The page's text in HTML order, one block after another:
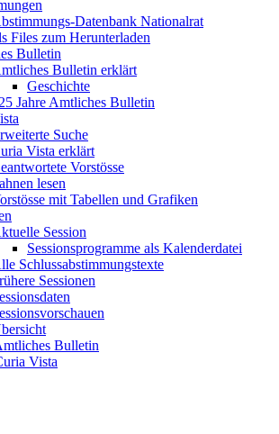
Datenbank Nationalrat
Files zum Herunterladen
Bulletin
Bulletin erklärt
Geschichte
Jahre Amtliches Bulletin
Suche
Vista erklärt
Vorstösse
lesen
mit Tabellen und Grafiken
Session
Sessionsprogramme als Kalenderdatei
Schlussabstimmungstexte
Sessionen
Bulletin
Vista